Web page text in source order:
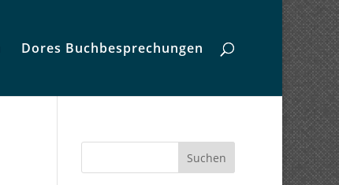
Dores Buchbesprechungen
Suchen